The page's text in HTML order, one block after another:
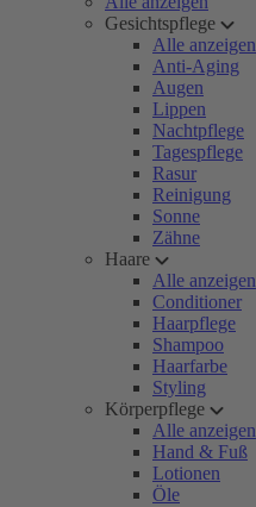
Gesichtspflege
Alle anzeigen
Anti-Aging
Augen
Lippen
Nachtpflege
Tagespflege
Rasur
Reinigung
Sonne
Zähne
Haare
Alle anzeigen
Conditioner
Haarpflege
Shampoo
Haarfarbe
Styling
Körperpflege
Alle anzeigen
Hand & Fuß
Lotionen
Öle